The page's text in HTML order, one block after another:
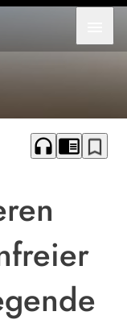
headphones chrome_reader_mode bookmark_border